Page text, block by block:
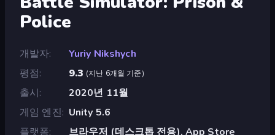
Police
개발자
Yuriy Nikshych
평점
9.3 (지난 6개월 기준)
출시
2020년 11월
게임 엔진
Unity 5.6
플랫폼
브라우저 (데스크톱 전용), App Store